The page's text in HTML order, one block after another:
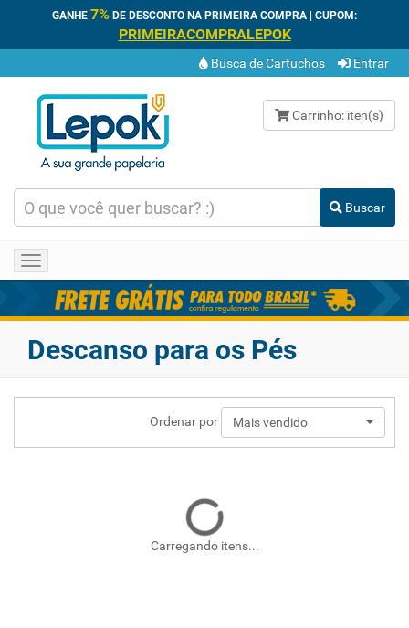
GANHE 7% DE DESCONTO NA PRIMEIRA COMPRA | CUPOM:
PRIMEIRACOMPRALEPOK
Busca de Cartuchos Entrar
Carrinho: iten(s)
Buscar
Toggle
navigation
Descanso para os Pés
Ordenar por Mais vendido
Carregando itens...